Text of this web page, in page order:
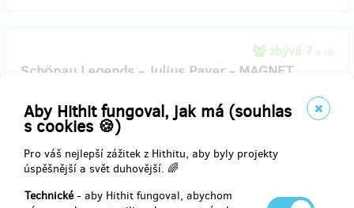
Aby Hithit fungoval, jak má (souhlas
s cookies 🍪)
Pro váš nejlepší zážitek z Hithitu, aby byly projekty
úspěšnější a svět duhovější. 🌈
Technické- aby Hithit fungoval, abychom
zbývá 7 z 10
Schönau Legends - Julius Payer - MAGNET
Limited Edition – Schönau Legends
Julius Payer na magnetu 37 mm - 1 kus.
variant (koukni na fotky u popisu projektu).